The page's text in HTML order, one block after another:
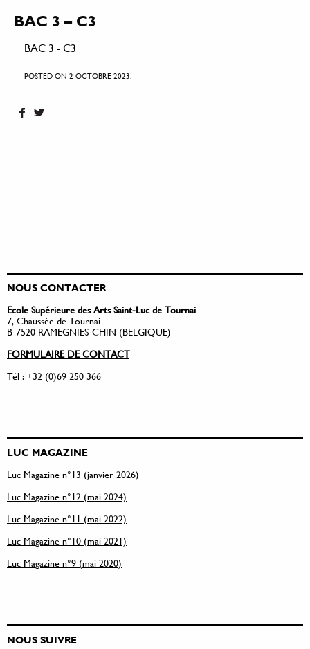
BAC 3 – C3
BAC 3 - C3
POSTED ON 2 OCTOBRE 2023.
NOUS CONTACTER
Ecole Supérieure des Arts Saint-Luc de Tournai
7, Chaussée de Tournai
B-7520 RAMEGNIES-CHIN (BELGIQUE)
FORMULAIRE DE CONTACT
Tél : +32 (0)69 250 366
LUC MAGAZINE
Luc Magazine n°13 (janvier 2026)
Luc Magazine n°12 (mai 2024)
Luc Magazine n°11 (mai 2022)
Luc Magazine n°10 (mai 2021)
Luc Magazine n°9 (mai 2020)
NOUS SUIVRE